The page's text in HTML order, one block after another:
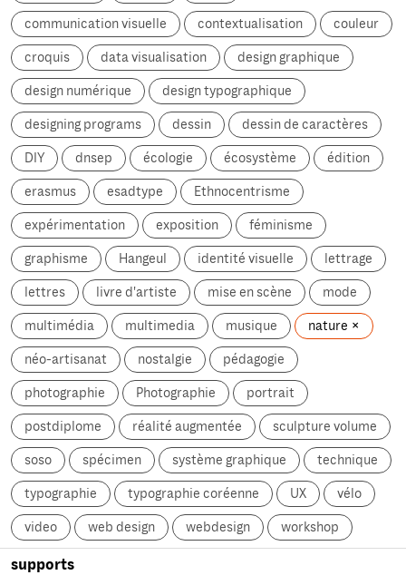
communication visuelle contextualisation couleur
croquis data visualisation design graphique
design numérique design typographique
designing programs dessin dessin de caractères
DIY dnsep écologie écosystème édition
erasmus esadtype Ethnocentrisme
expérimentation exposition féminisme
graphisme Hangeul identité visuelle lettrage
lettres livre d'artiste mise en scène mode
multimédia multimedia musique nature
néo-artisanat nostalgie pédagogie
photographie Photographie portrait
postdiplome réalité augmentée sculpture volume
soso spécimen système graphique technique
typographie typographie coréenne UX vélo
video web design webdesign workshop
supports